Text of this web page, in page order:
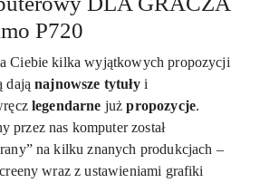
P720
Ciebie kilka wyjątkowych propozycji
dająnajnowsze tytułyi
legendarne jużpropozycje.
przez nas komputer został
na kilku znanych produkcjach –
wraz z ustawieniami grafiki